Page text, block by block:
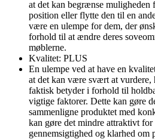
at det kan begrænse muligheden
position eller flytte den til en
være en ulempe for dem, der
forhold til at ændre deres
møblerne.
Kvalitet: PLUS
En ulempe ved at have en
at det kan være svært at vurdere,
faktisk betyder i forhold til
vigtige faktorer. Dette kan gøre
sammenligne produktet med
kan gøre det mindre attraktivt for
gennemsigtighed og klarhed om